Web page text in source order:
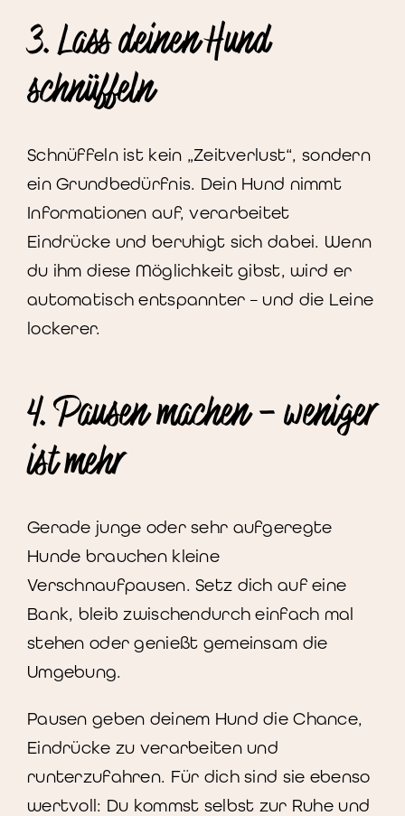
3. Lass deinen Hund
schnüffeln
Schnüffeln ist kein „Zeitverlust“, sondern
ein Grundbedürfnis. Dein Hund nimmt
Informationen auf, verarbeitet
Eindrücke und beruhigt sich dabei. Wenn
du ihm diese Möglichkeit gibst, wird er
automatisch entspannter – und die Leine
lockerer.
4. Pausen machen – weniger
ist mehr
Gerade junge oder sehr aufgeregte
Hunde brauchen kleine
Verschnaufpausen. Setz dich auf eine
Bank, bleib zwischendurch einfach mal
stehen oder genießt gemeinsam die
Umgebung.
Pausen geben deinem Hund die Chance,
Eindrücke zu verarbeiten und
runterzufahren. Für dich sind sie ebenso
wertvoll: Du kommst selbst zur Ruhe und